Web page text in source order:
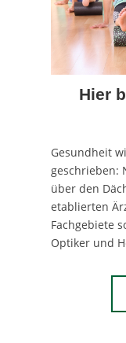
Hier
Gesundheit
geschrieben:
über den
etablierten
Fachgebiete
Optiker und